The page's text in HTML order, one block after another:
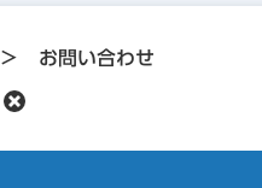
> お問い合わせ